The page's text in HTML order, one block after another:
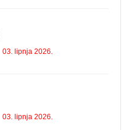
03. lipnja 2026.
03. lipnja 2026.